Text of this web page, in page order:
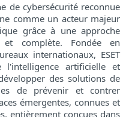
de cybersécurité reconnue
comme un acteur majeur
grâce à une approche
et complète. Fondée en
internationaux, ESET
l'intelligence artificielle et
des solutions de
de prévenir et contrer
émergentes, connues et
entièrement conçues dans